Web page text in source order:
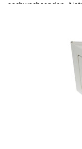
nachwachsenden
Sie können die
bedrucken.
Bedruckungen der